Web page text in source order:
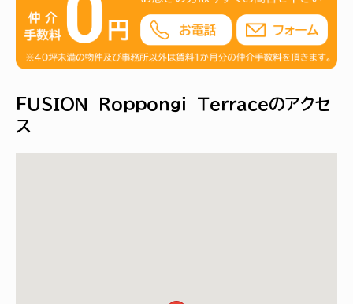
ＦＵＳＩＯＮ Ｒｏｐｐｏｎｇｉ Ｔｅｒｒａｃｅのアクセ
ス